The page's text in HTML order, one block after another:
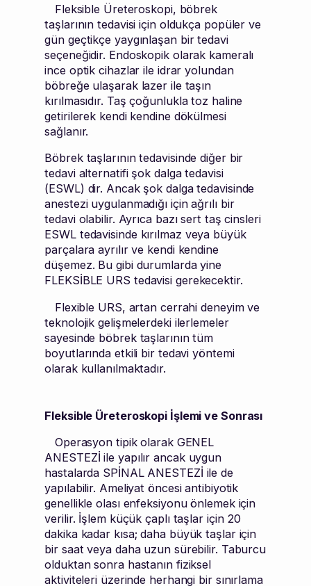
Fleksible Üreteroskopi, böbrek
taşlarının tedavisi için oldukça popüler ve
gün geçtikçe yaygınlaşan bir tedavi
seçeneğidir. Endoskopik olarak kameralı
ince optik cihazlar ile idrar yolundan
böbreğe ulaşarak lazer ile taşın
kırılmasıdır. Taş çoğunlukla toz haline
getirilerek kendi kendine dökülmesi
sağlanır.
Böbrek taşlarının tedavisinde diğer bir
tedavi alternatifi şok dalga tedavisi
(ESWL) dir. Ancak şok dalga tedavisinde
anestezi uygulanmadığı için ağrılı bir
tedavi olabilir. Ayrıca bazı sert taş cinsleri
ESWL tedavisinde kırılmaz veya büyük
parçalara ayrılır ve kendi kendine
düşemez. Bu gibi durumlarda yine
FLEKSİBLE URS tedavisi gerekecektir.
Flexible URS, artan cerrahi deneyim ve
teknolojik gelişmelerdeki ilerlemeler
sayesinde böbrek taşlarının tüm
boyutlarında etkili bir tedavi yöntemi
olarak kullanılmaktadır.
Fleksible Üreteroskopi İşlemi ve Sonrası
Operasyon tipik olarak GENEL
ANESTEZİ ile yapılır ancak uygun
hastalarda SPİNAL ANESTEZİ ile de
yapılabilir. Ameliyat öncesi antibiyotik
genellikle olası enfeksiyonu önlemek için
verilir. İşlem küçük çaplı taşlar için 20
dakika kadar kısa; daha büyük taşlar için
bir saat veya daha uzun sürebilir. Taburcu
olduktan sonra hastanın fiziksel
aktiviteleri üzerinde herhangi bir sınırlama